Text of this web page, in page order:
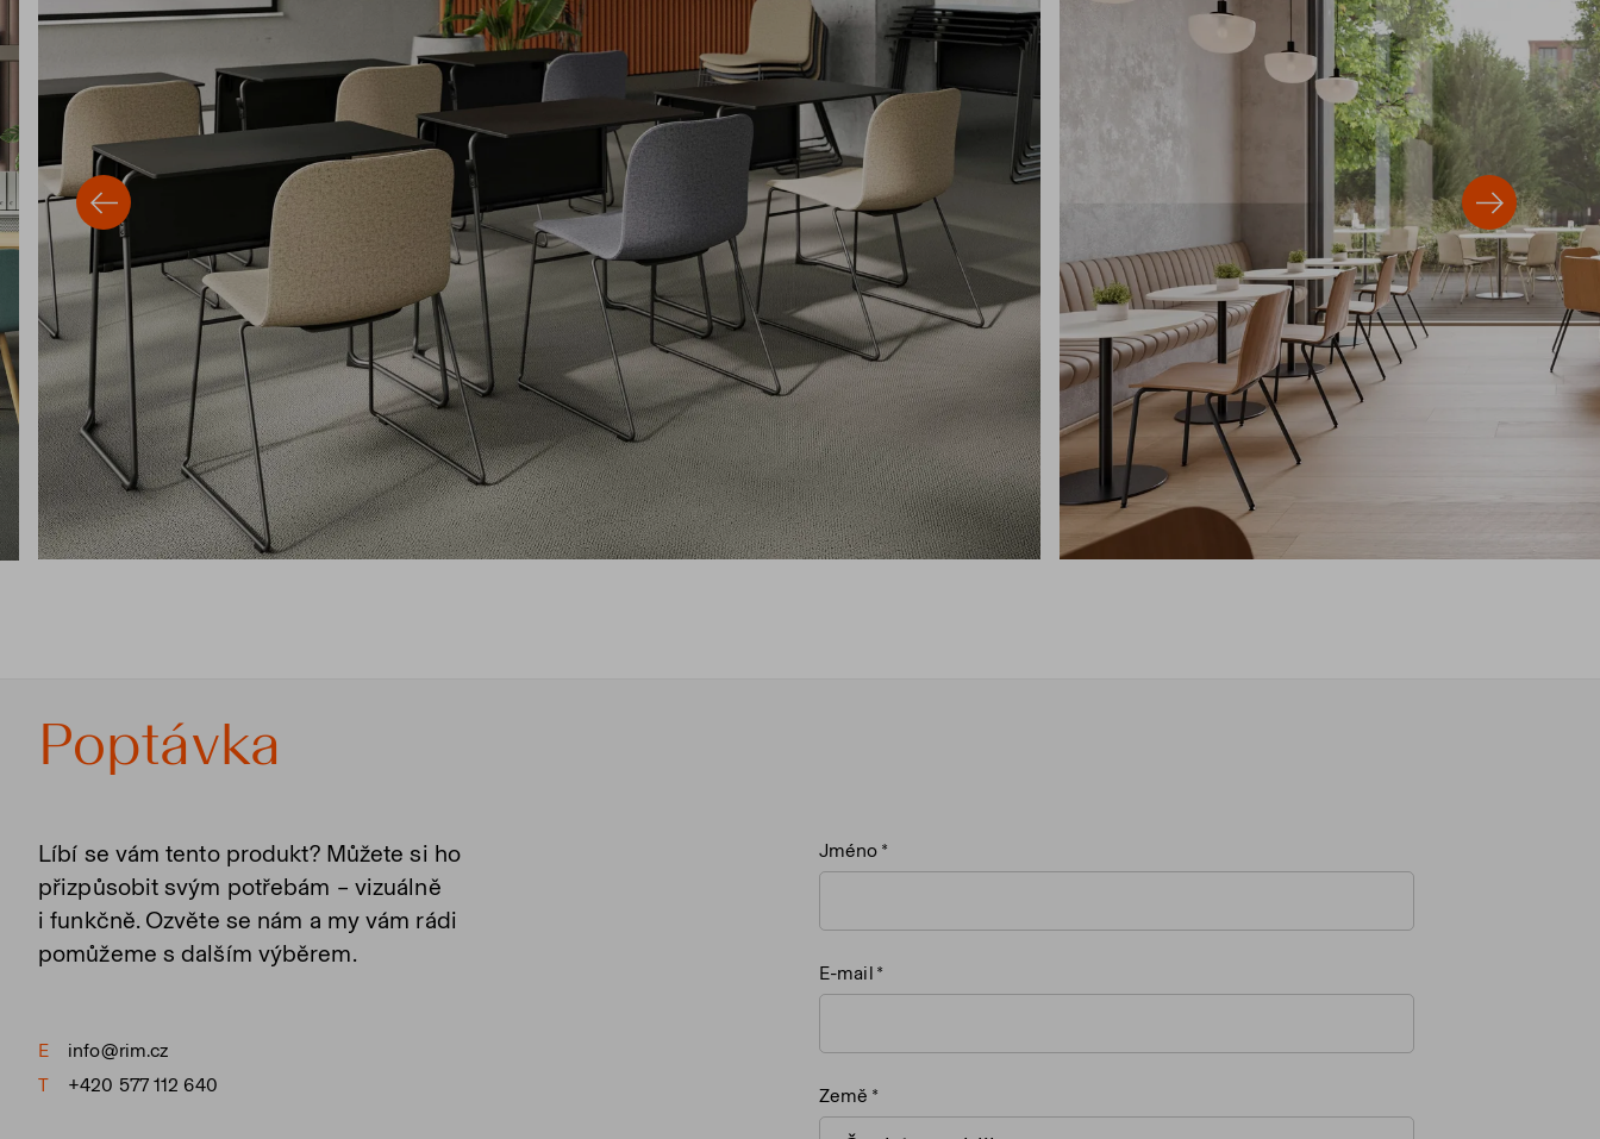
Poptávka
Líbí se vám tento produkt? Můžete si ho
přizpůsobit svým potřebám – vizuálně
i funkčně. Ozvěte se nám a my vám rádi
pomůžeme s dalším výběrem.
E
info@rim.cz
T
+420 577 112 640
Jméno
E-mail
Země